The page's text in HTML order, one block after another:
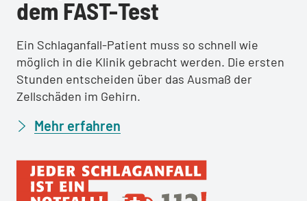
dem FAST-Test
Ein Schlaganfall-Patient muss so schnell wie
möglich in die Klinik gebracht werden. Die ersten
Stunden entscheiden über das Ausmaß der
Zellschäden im Gehirn.
Mehr erfahren